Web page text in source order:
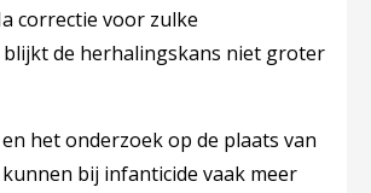
correctie voor zulke
de herhalingskans niet groter
het onderzoek op de plaats van
bij infanticide vaak meer